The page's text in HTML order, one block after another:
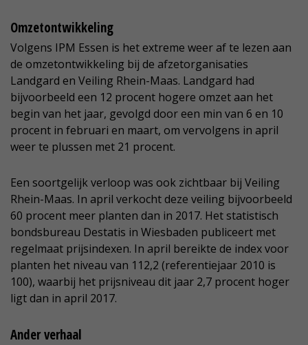
Omzetontwikkeling
Volgens IPM Essen is het extreme weer af te lezen aan
de omzetontwikkeling bij de afzetorganisaties
Landgard en Veiling Rhein-Maas. Landgard had
bijvoorbeeld een 12 procent hogere omzet aan het
begin van het jaar, gevolgd door een min van 6 en 10
procent in februari en maart, om vervolgens in april
weer te plussen met 21 procent.
Een soortgelijk verloop was ook zichtbaar bij Veiling
Rhein-Maas. In april verkocht deze veiling bijvoorbeeld
60 procent meer planten dan in 2017. Het statistisch
bondsbureau Destatis in Wiesbaden publiceert met
regelmaat prijsindexen. In april bereikte de index voor
planten het niveau van 112,2 (referentiejaar 2010 is
100), waarbij het prijsniveau dit jaar 2,7 procent hoger
ligt dan in april 2017.
Ander verhaal